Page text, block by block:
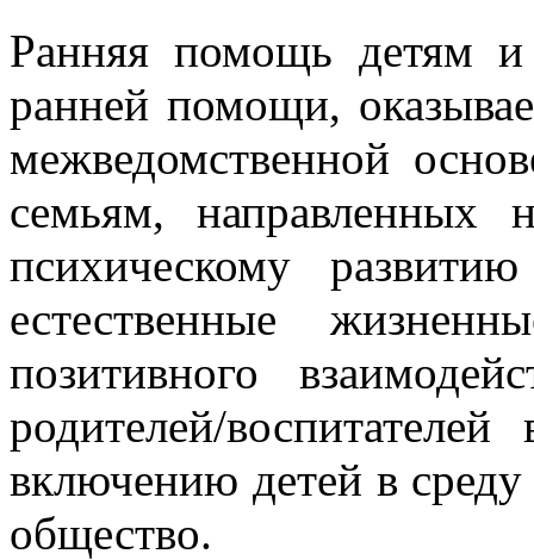
Ранняя помощь детям
ранней помощи,
межведомственной
семьям, направленных
психическому
естественные
позитивного
родителей/
включению детей в
общество.